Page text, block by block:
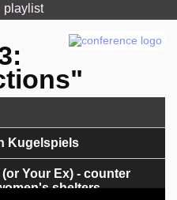
playlist
Kugelspiels
Your Ex) - counter
shelters